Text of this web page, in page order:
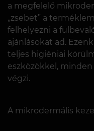
a megfelelő
„zsebet” a
felhelyezni a
ajánlásokat ad.
teljes higiéniai
eszközökkel, minden
végzi.
A mikrodermális